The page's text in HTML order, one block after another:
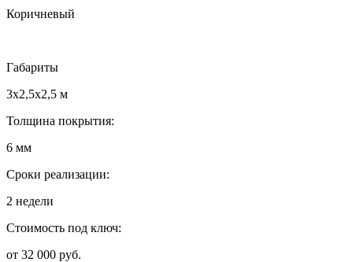
Коричневый
Габариты
3х2,5х2,5 м
Толщина покрытия:
6 мм
Сроки реализации:
2 недели
Стоимость под ключ:
от 32 000 руб.